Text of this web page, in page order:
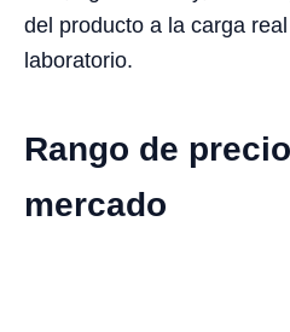
del producto a la carga
laboratorio.
Rango de
mercado